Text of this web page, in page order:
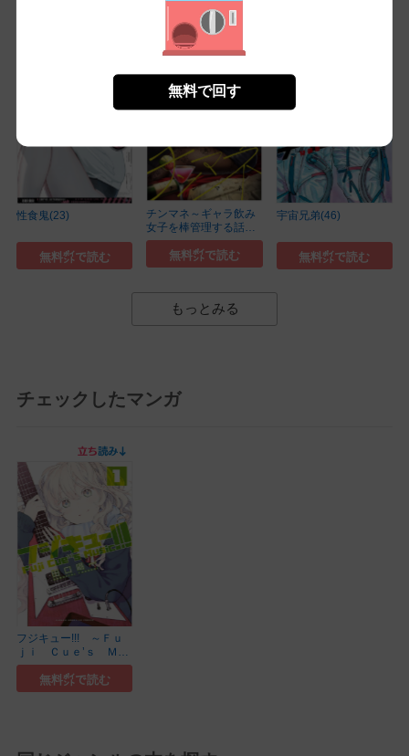
性食鬼(23)
無料㌽で読む
チンマネ～ギャラ飲み
女子を棒管理する話～
(2)
無料㌽で読む
宇宙兄弟(46)
無料㌽で読む
もっとみる
チェックしたマンガ
フジキュー!!! ～Ｆｕ
ｊｉ Ｃｕｅ’ｓ Ｍｕ
ｓｉｃ～
無料㌽で読む
無料で回す